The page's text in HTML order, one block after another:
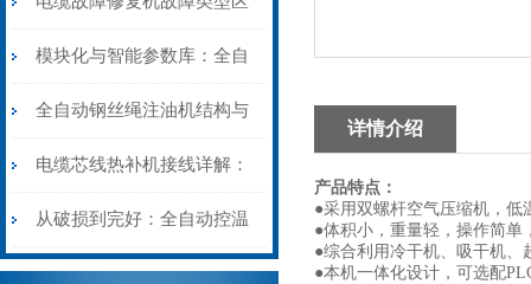
分指南：从“绝缘电
阻”到“波形特征”的精准诊
断逻辑
模块化与智能参数库：全自
动电缆修复机的快速换型逻
辑
全自动钢丝绳注油机结构与
工作原理：揭秘高效润滑的
机械密码
电缆芯线热补机接线详解：
从入门到精通
从破损到完好：全自动控温
电缆热补机的核心价值
详情介绍
产品特点：
●采用双螺杆空气压缩机，低
●体积小，重量轻，操作简单
●综合利用冷干机、吸干机、
●本机一体化设计，可选配